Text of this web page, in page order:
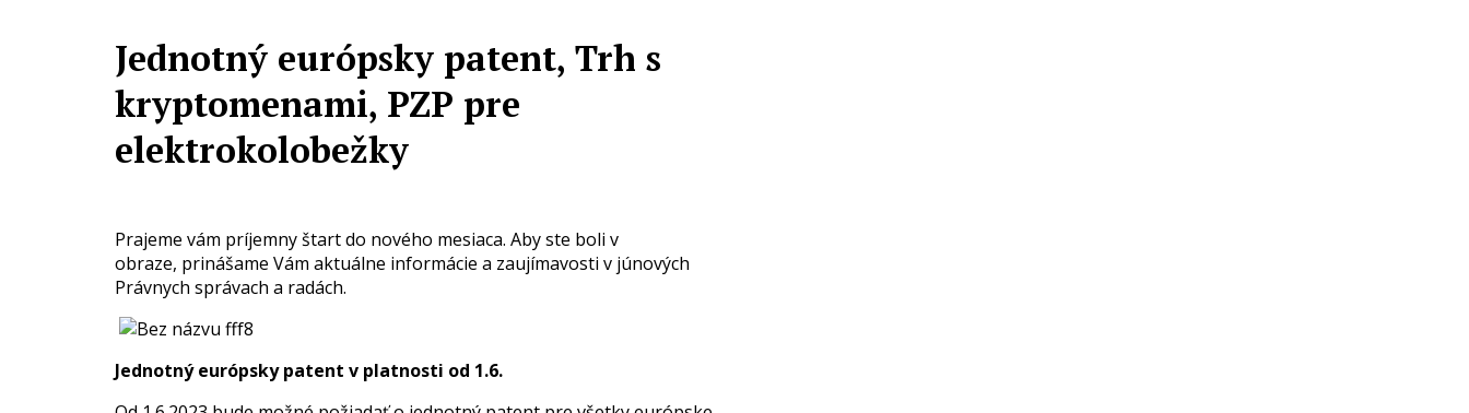
Jednotný európsky patent, Trh s
kryptomenami, PZP pre
elektrokolobežky
Prajeme vám príjemny štart do nového mesiaca. Aby ste boli v
obraze, prinášame Vám aktuálne informácie a zaujímavosti v júnových
Právnych správach a radách.
Jednotný európsky patent v platnosti od 1.6.